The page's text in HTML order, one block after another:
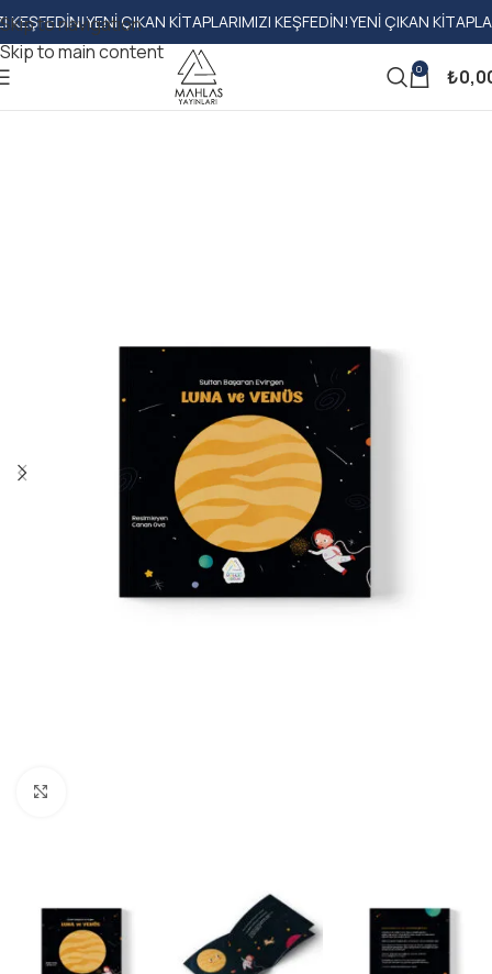
Skip to navigation
Skip to main content
YENI ÇIKAN KITAPLARIMIZI KEŞFEDIN!YENI ÇIKAN
0 ₺